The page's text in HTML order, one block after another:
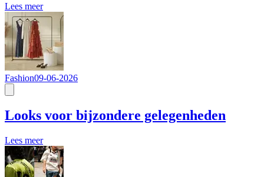
Lees meer
Fashion09-06-2026
Looks voor bijzondere gelegenheden
Lees meer